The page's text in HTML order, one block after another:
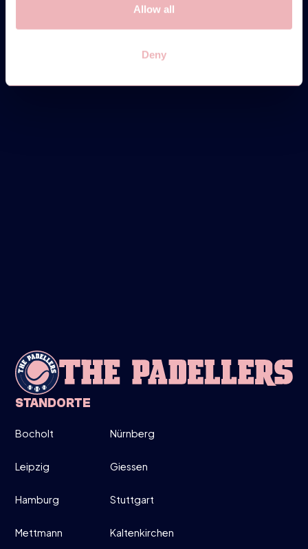
Allow all
Deny
COMMUNITY CUP -
INTERMEDIATE/ADVANCED
INFO
MITTWOCH
26
MÄRZ
MOVE UP, MOVE DOWN - MEN ONLY!
STANDORTE
Bocholt Nürnberg
Leipzig Giessen
Hamburg Stuttgart
Mettmann Kaltenkirchen